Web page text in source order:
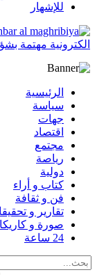
للإشهار
الكترونية مهتمة
الرئيسية
سياسة
جهات
اقتصاد
مجتمع
رياصة
دولية
كتاب و أراء
فن و ثقافة
تقارير و
صورة و
24 ساعة